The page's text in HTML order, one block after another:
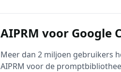
AIPRM voor Google
Meer dan 2 miljoen gebruikers
AIPRM voor de